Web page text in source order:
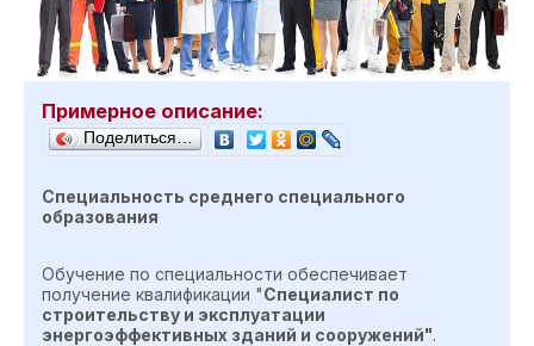
Примерное описание:
Поделиться…
Специальность среднего специального
образования
Обучение по специальности обеспечивает
получение квалификации "Специалист по
строительству и эксплуатации
энергоэффективных зданий и сооружений".